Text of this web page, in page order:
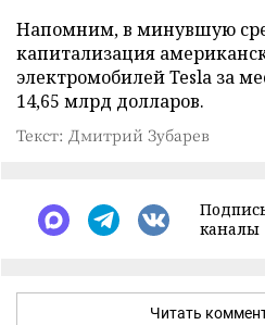
Напомним, в минувшую
капитализация
электромобилей Tesla за
14,65 млрд долларов.
Текст: Дмитрий Зубарев
каналы
Читать